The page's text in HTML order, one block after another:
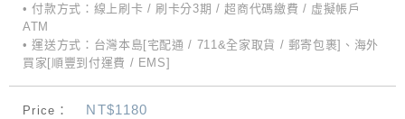
• 付款方式：線上刷卡 / 刷卡分3期 / 超商代碼繳費 / 虛擬帳戶
ATM
• 運送方式：台灣本島[宅配通 / 711&全家取貨 / 郵寄包裹]、海外
買家[順豐到付運費 / EMS]
Price： NT$1180